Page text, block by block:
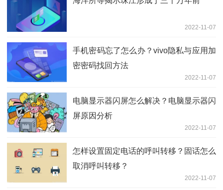
2022-11-07
手机密码忘了怎么办？vivo隐私与应用加
密密码找回方法
2022-11-07
电脑显示器闪屏怎么解决？电脑显示器闪
屏原因分析
2022-11-07
怎样设置固定电话的呼叫转移？固话怎么
取消呼叫转移？
2022-11-07